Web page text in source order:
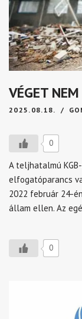
VÉGET
2025.08.18.
0
A teljhatalmú
elfogatóparancs
2022 február 24-
állam ellen. Az
0